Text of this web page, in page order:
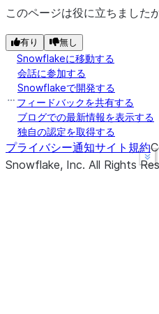
このページは役に立ちました
有り 無し
Snowflakeに移動する
会話に参加する
Snowflakeで開発する
フィードバックを共有する
ブログでの最新情報を表示する
独自の認定を取得する
プライバシー通知サイト規約
Snowflake, Inc. All Rights